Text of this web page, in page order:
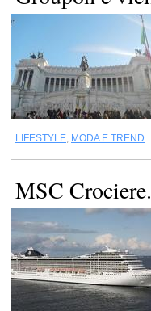
LIFESTYLE, MODA E TREND
MSC Crociere.